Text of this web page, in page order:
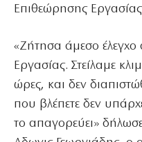
Επιθεώρησης
«Ζήτησα άμεσο
Εργασίας. Στείλαμε
ώρες, και δεν
που βλέπετε δεν
το απαγορεύει»